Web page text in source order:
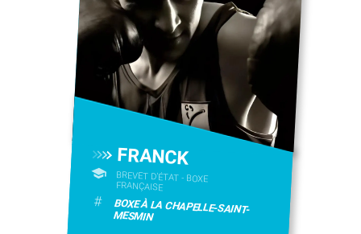
FRANCK
BREVET D'ÉTAT - BOXE
FRANÇAISE
# BOXE À LA CHAPELLE-SAINT-
MESMIN